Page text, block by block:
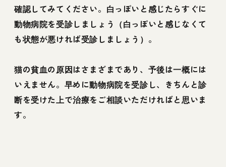
確認してみてください。白っぽいと感じたらすぐに
動物病院を受診しましょう（白っぽいと感じなくて
も状態が悪ければ受診しましょう）。
猫の貧血の原因はさまざまであり、予後は一概には
いえません。早めに動物病院を受診し、きちんと診
断を受けた上で治療をご相談いただければと思いま
す。